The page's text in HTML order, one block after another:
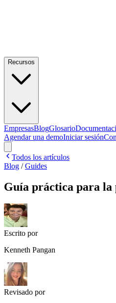
Recursos
EmpresasBlogGlosario
Agendar una demoIniciar sesión
Todos los artículos
Blog /Guides
Guía práctica para la
Escrito por
Kenneth Pangan
Revisado por